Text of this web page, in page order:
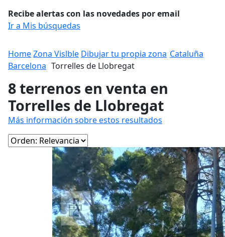
Recibe alertas con las novedades por email
Ir a Mis búsquedas
HomeZona Vislble Dibujar tu propia zona Cataluña
Barcelona Torrelles de Llobregat
8 terrenos en venta en
Torrelles de Llobregat
Más información sobre estos resultados